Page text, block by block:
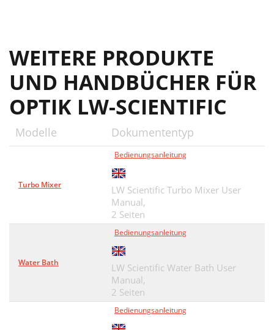
WEITERE PRODUKTE
UND HANDBÜCHER FÜR
OPTIK LW-SCIENTIFIC
Modelle Dokumententyp
Turbo Mixer
Bedienungsanleitung
LW Scientific Turbo Mixer User
Manual,
2 Seiten
Water Bath
Bedienungsanleitung
LW Scientific Water Bath User
Manual,
2 Seiten
Bedienungsanleitung